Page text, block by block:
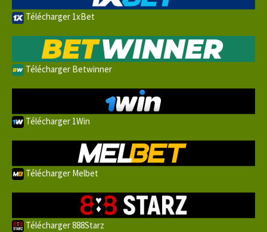
Télécharger 1xBet
Télécharger Betwinner
Télécharger 1Win
Télécharger Melbet
Télécharger 888Starz